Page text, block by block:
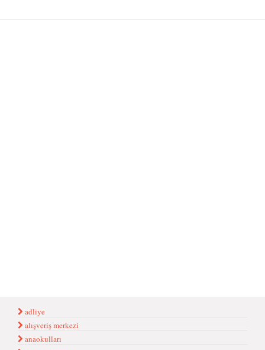
adliye
alışveriş merkezi
anaokulları